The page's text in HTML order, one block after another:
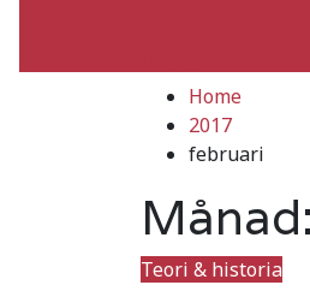
Home
2017
februari
Månad:
Teori & historia